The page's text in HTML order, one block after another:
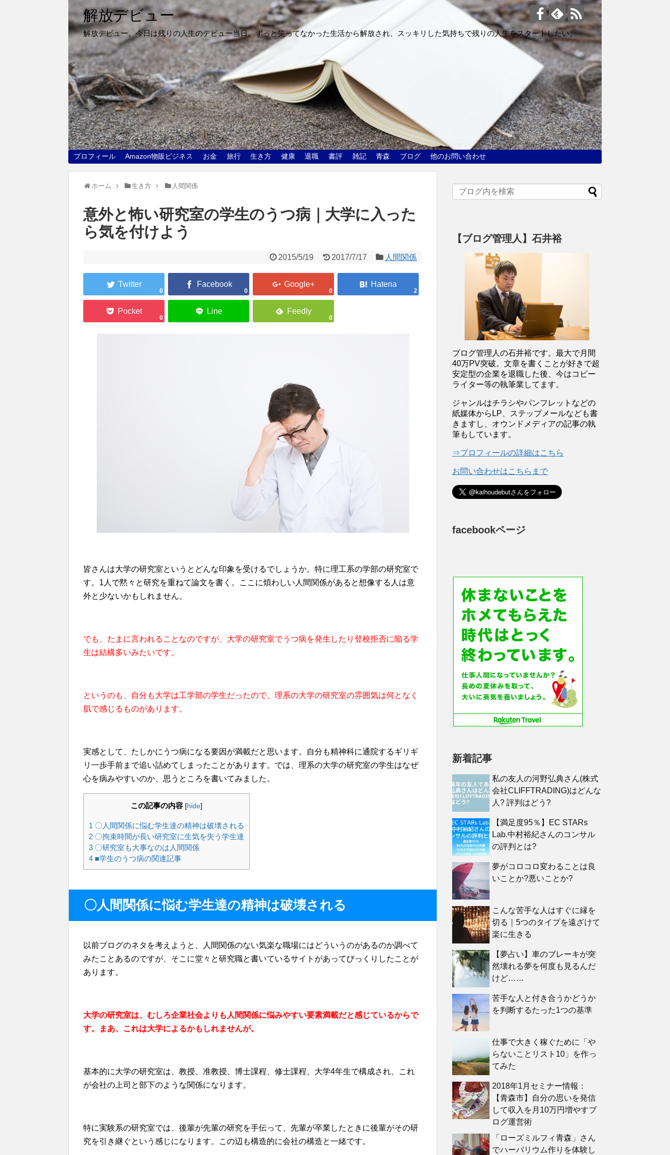
解放デビュー
解放デビュー。今日は残りの人生のデビュー当日。ずっと笑ってなかった生活から解放され、スッキリした気持ちで残りの人生をスタートしたい。
プロフィール Amazon物販ビジネス お金 旅行 生き方 健康 退職 書評 雑記 青森 ブログ 他のお問い合わせ
ホーム 生き方 人間関係
意外と怖い研究室の学生のうつ病｜大学に入った
ら気を付けよう
2015/5/19 2017/7/17 人間関係
0 0 0 2
0 0
皆さんは大学の研究室というとどんな印象を受けるでしょうか。特に理工系の学部の研究室で
す。1人で黙々と研究を重ねて論文を書く。ここに煩わしい人間関係があると想像する人は意
外と少ないかもしれません。
でも、たまに言われることなのですが、大学の研究室でうつ病を発生したり登校拒否に陥る学
生は結構多いみたいです。
というのも、自分も大学は工学部の学生だったので、理系の大学の研究室の雰囲気は何となく
肌で感じるものがあります。
実感として、たしかにうつ病になる要因が満載だと思います。自分も精神科に通院するギリギ
リ一歩手前まで追い詰めてしまったことがあります。では、理系の大学の研究室の学生はなぜ
心を病みやすいのか、思うところを書いてみました。
この記事の内容 [hide]
1 〇人間関係に悩む学生達の精神は破壊される
2 〇拘束時間が長い研究室に生気を失う学生達
3 〇研究室も大事なのは人間関係
4 ■学生のうつ病の関連記事
〇人間関係に悩む学生達の精神は破壊される
以前ブログのネタを考えようと、人間関係のない気楽な職場にはどういうのがあるのか調べて
みたことあるのですが、そこに堂々と研究職と書いているサイトがあってびっくりしたことが
あります。
大学の研究室は、むしろ企業社会よりも人間関係に悩みやすい要素満載だと感じているからで
す。まあ、これは大学によるかもしれませんが。
基本的に大学の研究室は、教授、准教授、博士課程、修士課程、大学4年生で構成され、これ
が会社の上司と部下のような関係になります。
特に実験系の研究室では、後輩が先輩の研究を手伝って、先輩が卒業したときに後輩がその研
究を引き継ぐという感じになります。この辺も構造的に会社の構造と一緒です。
【ブログ管理人】石井裕
ブログ管理人の石井裕です。最大で月間
40万PV突破。文章を書くことが好きで超
安定型の企業を退職した後、今はコピー
ライター等の執筆業してます。
ジャンルはチラシやパンフレットなどの
紙媒体からLP、ステップメールなども書
きますし、オウンドメディアの記事の執
筆もしています。
⇒プロフィールの詳細はこちら
お問い合わせはこちらまで
facebookページ
新着記事
私の友人の河野弘典さん(株式
会社CLIFFTRADING)はどんな
人? 評判はどう?
【満足度95％】EC STARs
Lab.中村裕紀さんのコンサル
の評判とは?
夢がコロコロ変わることは良
いことか?悪いことか?
こんな苦手な人はすぐに縁を
切る｜5つのタイプを遠ざけて
楽に生きる
【夢占い】車のブレーキが突
然壊れる夢を何度も見るんだ
けど……
苦手な人と付き合うかどうか
を判断するたった1つの基準
仕事で大きく稼ぐために「や
らないことリスト10」を作っ
てみた
2018年1月セミナー情報：
【青森市】自分の思いを発信
して収入を月10万円増やすブ
ログ運営術
「ローズミルフィ青森」さん
でハーバリウム作りを体験し